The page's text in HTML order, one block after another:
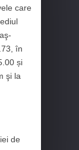
care
în
și
şi la
de